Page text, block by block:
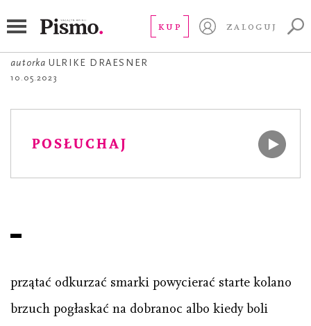
KUP ZALOGUJ
what is poetry?
autorka ULRIKE DRAESNER
10.05.2023
POSŁUCHAJ
przątać odkurzać smarki powycierać starte kolano
brzuch pogłaskać na dobranoc albo kiedy boli